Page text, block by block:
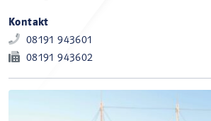
Kontakt
08191 943601
08191 943602